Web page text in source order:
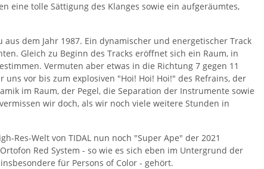
eine tolle Sättigung des Klanges sowie ein aufgeräumtes,
dem Jahr 1987. Ein dynamischer und energetischer Track
Gleich zu Beginn des Tracks eröffnet sich ein Raum, in
Vermuten aber etwas in die Richtung 7 gegen 11
vor bis zum explosiven "Hoi! Hoi! Hoi!" des Refrains, der
im Raum, der Pegel, die Separation der Instrumente sowie
wir doch, als wir noch viele weitere Stunden in
Res-Welt von TIDAL nun noch "Super Ape" der 2021
Red System - so wie es sich eben im Untergrund der
für Persons of Color - gehört.